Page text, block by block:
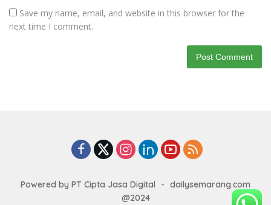
Save my name, email, and website in this browser for the
next time I comment.
Powered by PT Cipta Jasa Digital - dailysemarang.com
@2024